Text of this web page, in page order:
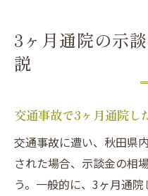
3ヶ月通院の示
説
交通事故で3ヶ月通院し
交通事故に遭い、秋田県
された場合、示談金の相
う。一般的に、3ヶ月通